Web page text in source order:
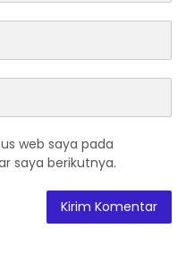
web saya pada
saya berikutnya.